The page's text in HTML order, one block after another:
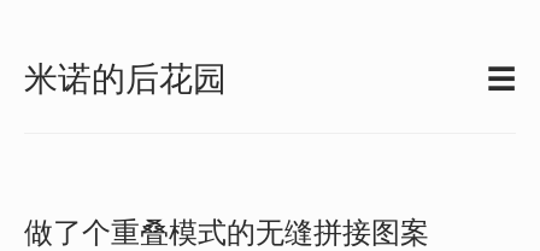
米诺的后花园 ☰
做了个重叠模式的无缝拼接图案